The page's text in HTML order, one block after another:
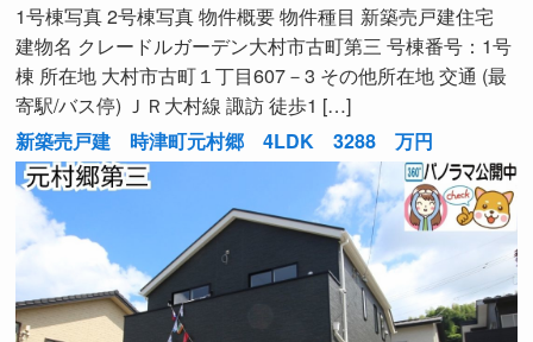
1号棟写真 2号棟写真 物件概要 物件種目 新築売戸建住宅
建物名 クレードルガーデン大村市古町第三 号棟番号：1号
棟 所在地 大村市古町１丁目607－3 その他所在地 交通 (最
寄駅/バス停) ＪＲ大村線 諏訪 徒歩1 […]
新築売戸建 時津町元村郷 4LDK 3288 万円